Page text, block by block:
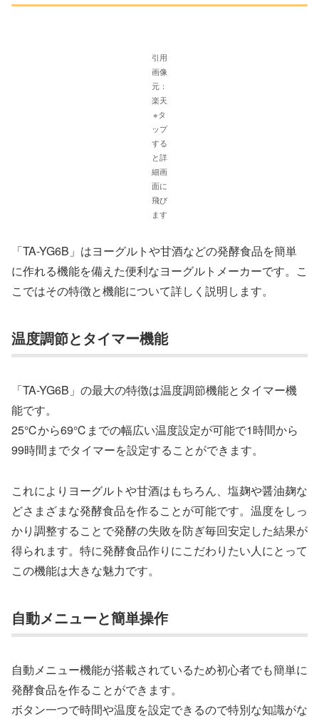
引用
画像
元：
楽天
※タ
ップ
する
と詳
細画
面に
飛び
ます
「TA-YG6B」はヨーグルトや甘酒などの発酵食品を簡単
に作れる機能を備えた便利なヨーグルトメーカーです。こ
こではその特徴と機能について詳しく説明します。
温度調節とタイマー機能
「TA-YG6B」の最大の特徴は温度調節機能とタイマー機
能です。
25℃から69℃までの幅広い温度設定が可能で1時間から
99時間までタイマーを設定することができます。
これによりヨーグルトや甘酒はもちろん、塩麹や醤油麹な
どさまざまな発酵食品を作ることが可能です。温度をしっ
かり調整することで発酵の失敗を防ぎ毎回安定した結果が
得られます。特に発酵食品作りにこだわりたい人にとって
この機能は大きな魅力です。
自動メニューと簡単操作
自動メニュー機能が搭載されているため初心者でも簡単に
発酵食品を作ることができます。
ボタン一つで時間や温度を設定できるので特別な知識がな